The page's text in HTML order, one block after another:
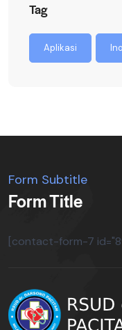
Tag
Aplikasi
Form Subtitle
Form Title
[contact-form-7